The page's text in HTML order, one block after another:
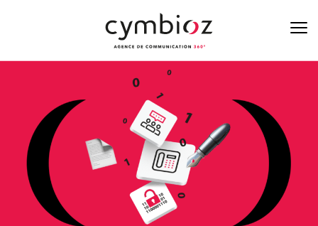
À la une de la cyber
Blog
Nos métiers
L’équipe